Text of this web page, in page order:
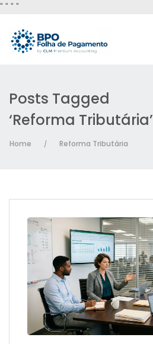
" " " "
Posts Tagged
‘Reforma Tributária’
Home / Reforma Tributária